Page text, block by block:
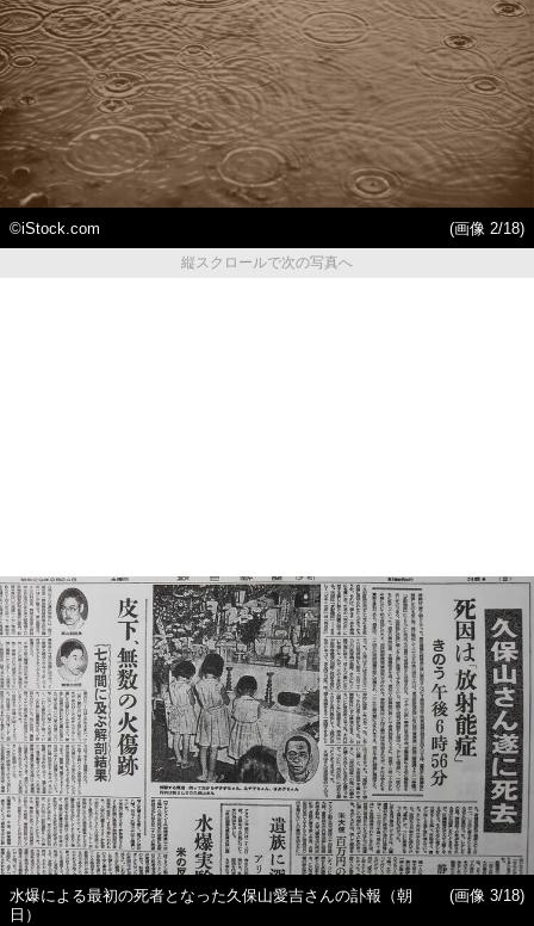
©iStock.com
(画像 2/18)
縦スクロールで次の写真へ
水爆による最初の死者となった久保山愛吉さんの訃報（朝
日）
(画像 3/18)